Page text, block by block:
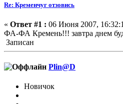
Re: Кременчуг отзовись
« Ответ #1 : 06 Июня 2007,
ФА-ФА Кремень!!! завтра днем
Записан
Plin@D
Новичок